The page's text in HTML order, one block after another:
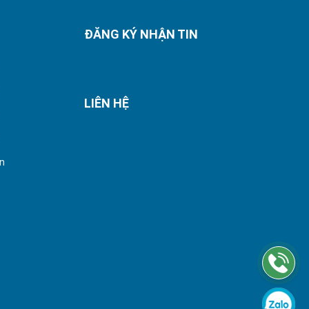
ĐĂNG KÝ NHẬN TIN
LIÊN HỆ